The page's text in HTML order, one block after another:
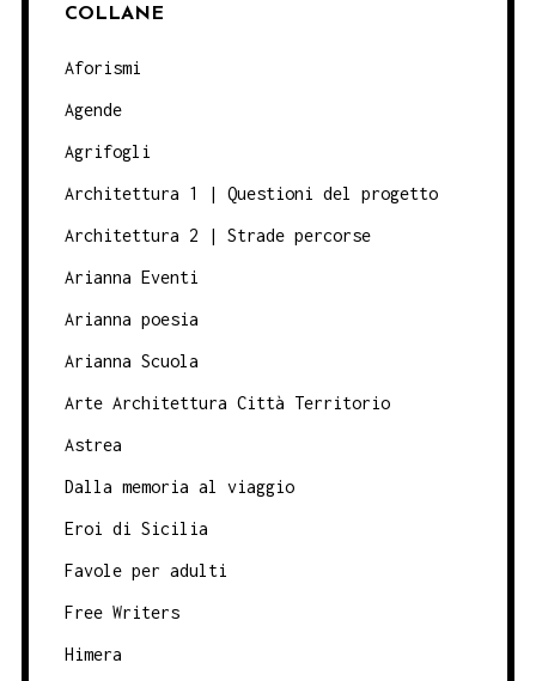
COLLANE
Aforismi
Agende
Agrifogli
Architettura 1 | Questioni del progetto
Architettura 2 | Strade percorse
Arianna Eventi
Arianna poesia
Arianna Scuola
Arte Architettura Città Territorio
Astrea
Dalla memoria al viaggio
Eroi di Sicilia
Favole per adulti
Free Writers
Himera